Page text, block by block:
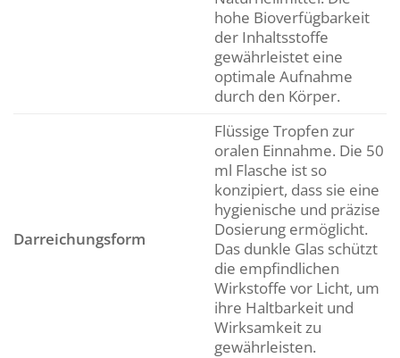
hohe Bioverfügbarkeit
der Inhaltsstoffe
gewährleistet eine
optimale Aufnahme
durch den Körper.
Darreichungsform
Flüssige Tropfen zur
oralen Einnahme. Die 50
ml Flasche ist so
konzipiert, dass sie eine
hygienische und präzise
Dosierung ermöglicht.
Das dunkle Glas schützt
die empfindlichen
Wirkstoffe vor Licht, um
ihre Haltbarkeit und
Wirksamkeit zu
gewährleisten.